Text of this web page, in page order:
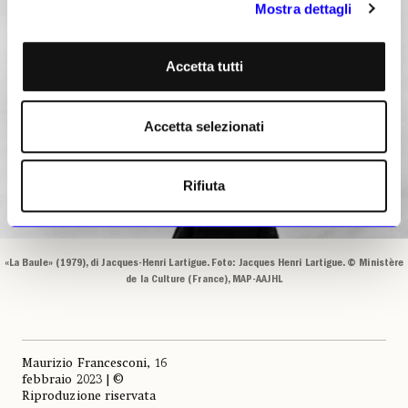
Mostra dettagli
Accetta tutti
Accetta selezionati
Rifiuta
«La Baule» (1979), di Jacques-Henri Lartigue. Foto: Jacques Henri Lartigue. © Ministère
de la Culture (France), MAP-AAJHL
Maurizio Francesconi, 16
febbraio 2023 | ©
Riproduzione riservata